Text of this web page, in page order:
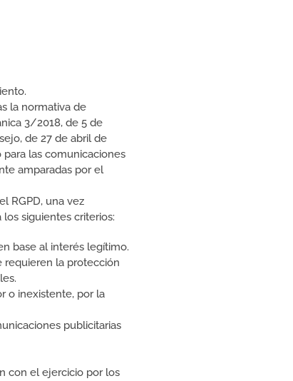
la normativa de
3/2018, de 5 de
de 27 de abril de
las comunicaciones
amparadas por el
RGPD, una vez
siguientes criterios:
base al interés legítimo.
requieren la protección
o inexistente, por la
publicitarias
con el ejercicio por los